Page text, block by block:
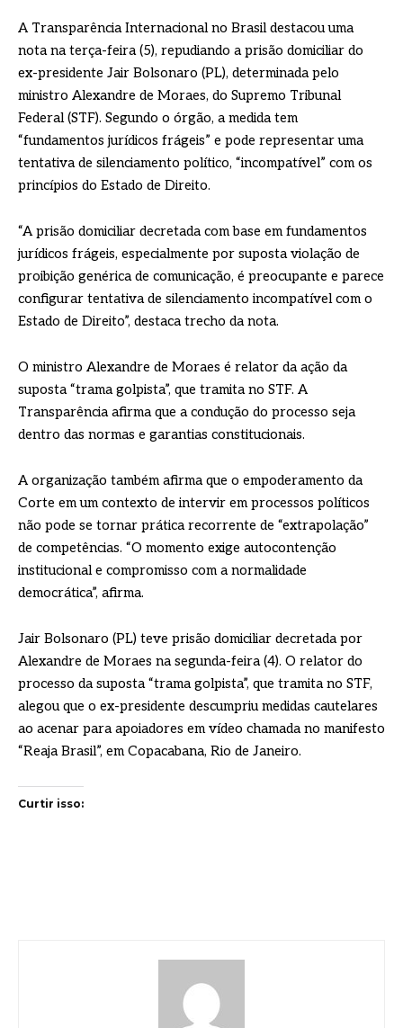
A Transparência Internacional no Brasil destacou uma
nota na terça-feira (5), repudiando a prisão domiciliar do
ex-presidente Jair Bolsonaro (PL), determinada pelo
ministro Alexandre de Moraes, do Supremo Tribunal
Federal (STF). Segundo o órgão, a medida tem
“fundamentos jurídicos frágeis” e pode representar uma
tentativa de silenciamento político, “incompatível” com os
princípios do Estado de Direito.
“A prisão domiciliar decretada com base em fundamentos
jurídicos frágeis, especialmente por suposta violação de
proibição genérica de comunicação, é preocupante e parece
configurar tentativa de silenciamento incompatível com o
Estado de Direito”, destaca trecho da nota.
O ministro Alexandre de Moraes é relator da ação da
suposta “trama golpista”, que tramita no STF. A
Transparência afirma que a condução do processo seja
dentro das normas e garantias constitucionais.
A organização também afirma que o empoderamento da
Corte em um contexto de intervir em processos políticos
não pode se tornar prática recorrente de “extrapolação”
de competências. “O momento exige autocontenção
institucional e compromisso com a normalidade
democrática”, afirma.
Jair Bolsonaro (PL) teve prisão domiciliar decretada por
Alexandre de Moraes na segunda-feira (4). O relator do
processo da suposta “trama golpista”, que tramita no STF,
alegou que o ex-presidente descumpriu medidas cautelares
ao acenar para apoiadores em vídeo chamada no manifesto
“Reaja Brasil”, em Copacabana, Rio de Janeiro.
Curtir isso: